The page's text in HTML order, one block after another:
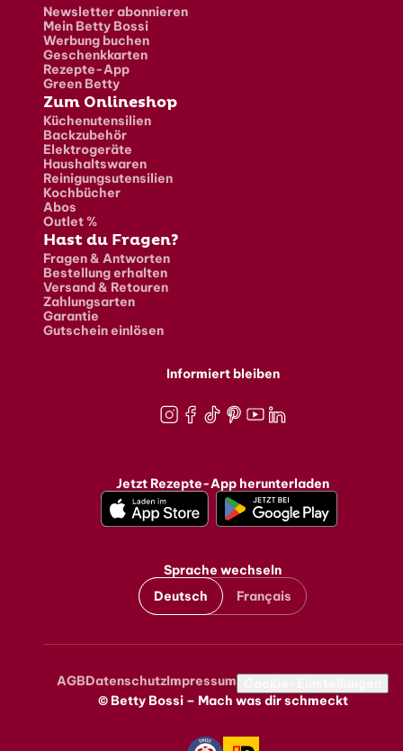
Newsletter abonnieren
Mein Betty Bossi
Werbung buchen
Geschenkkarten
Rezepte-App
Green Betty
Zum Onlineshop
Küchenutensilien
Backzubehör
Elektrogeräte
Haushaltswaren
Reinigungsutensilien
Kochbücher
Abos
Outlet %
Hast du Fragen?
Fragen & Antworten
Bestellung erhalten
Versand & Retouren
Zahlungsarten
Garantie
Gutschein einlösen
Informiert bleiben
Jetzt Rezepte-App herunterladen
Sprache wechseln
Deutsch
Français
Metanavigation
AGBDatenschutzImpressum
© Betty Bossi – Mach was dir schmeckt